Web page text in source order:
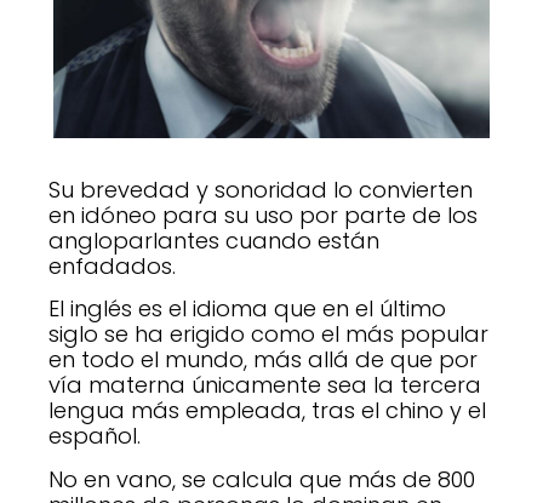
Su brevedad y sonoridad lo convierten
en idóneo para su uso por parte de los
angloparlantes cuando están
enfadados.
El inglés es el idioma que en el último
siglo se ha erigido como el más popular
en todo el mundo, más allá de que por
vía materna únicamente sea la tercera
lengua más empleada, tras el chino y el
español.
No en vano, se calcula que más de 800